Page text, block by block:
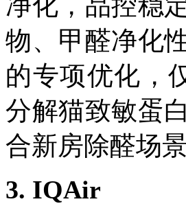
物、甲醛净化
的专项优化，
分解猫致敏蛋
合新房除醛场
3. IQAir